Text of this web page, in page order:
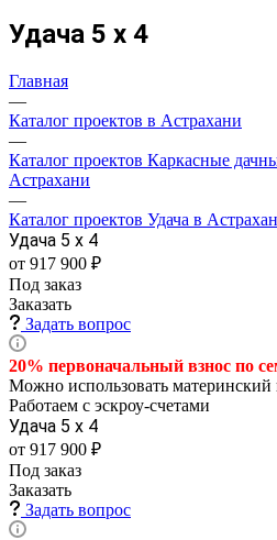
Удача 5 х 4
Главная
—
Каталог проектов в Астрахани
—
Каталог проектов Каркасные
Астрахани
—
Каталог проектов Удача в
Удача 5 х 4
от 917 900 ₽
Под заказ
Заказать
Задать вопрос
20% первоначальный взнос по
Можно использовать материнский
Работаем с эскроу-счетами
Удача 5 х 4
от 917 900 ₽
Под заказ
Заказать
Задать вопрос